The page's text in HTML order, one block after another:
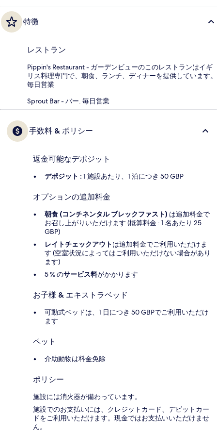
特徴
レストラン
Pippin's Restaurant - ガーデンビューのこのレストランはイギ
リス料理専門で、朝食、ランチ、ディナーを提供しています。
毎日営業
Sprout Bar - バー. 毎日営業
手数料 & ポリシー
返金可能なデポジット
デポジット : 1 施設あたり、1 泊につき 50 GBP
オプションの追加料金
朝食 (コンチネンタル ブレックファスト) は追加料金で
お召し上がりいただけます (概算料金 : 1 名あたり 25
GBP)
レイトチェックアウトは追加料金でご利用いただけま
す (空室状況によってはご利用いただけない場合があり
ます)
5 % のサービス料がかかります
お子様 & エキストラベッド
可動式ベッドは、1 日につき 50 GBPでご利用いただけ
ます
ペット
介助動物は料金免除
ポリシー
施設には消火器が備わっています。
施設でのお支払いには、クレジットカード、デビットカー
ドをご利用いただけます。現金ではお支払いいただけませ
ん。